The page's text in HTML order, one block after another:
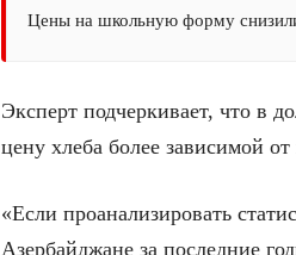
Цены на школьную форму
Эксперт подчеркивает, что в
цену хлеба более зависимой
«Если проанализировать
Азербайджане за последние